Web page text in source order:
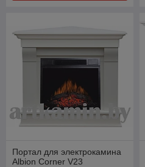
Портал для электрокамина
Albion Corner V23